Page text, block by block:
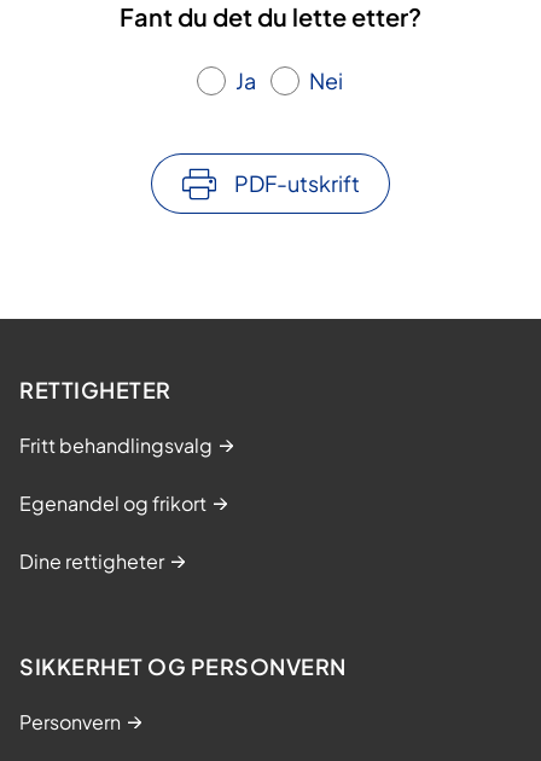
Fant du det du lette etter?
Ja Nei
PDF-utskrift
RETTIGHETER
Fritt behandlingsvalg
Egenandel og frikort
Dine rettigheter
SIKKERHET OG PERSONVERN
Personvern